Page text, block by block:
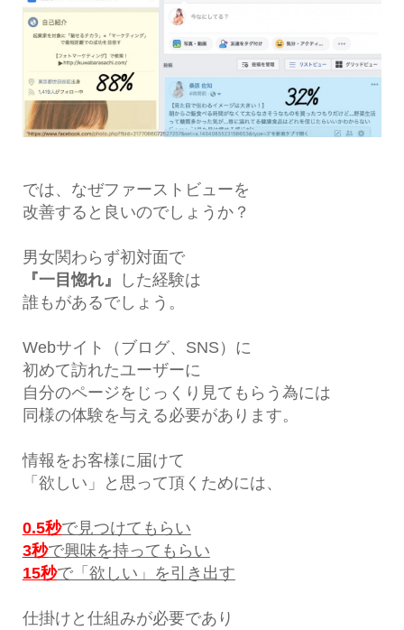
では、なぜファーストビューを
改善すると良いのでしょうか？
男女関わらず初対面で
『一目惚れ』
した経験は
誰もがあるでしょう。
Webサイト（ブログ、SNS）に
初めて訪れたユーザーに
自分のページをじっくり見てもらう為には
同様の体験を与える必要があります。
情報をお客様に届けて
「欲しい」と思って頂くためには、
0.5秒で見つけてもらい
3秒で興味を持ってもらい
15秒で「欲しい」を引き出す
仕掛けと仕組みが必要であり